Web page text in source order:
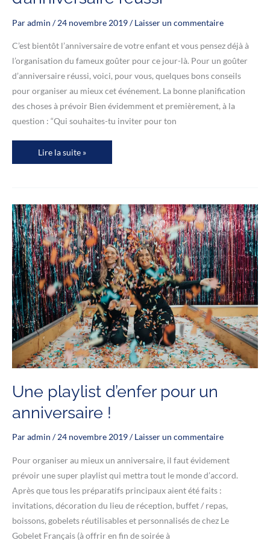
Paradmin /24 novembre 2019/Laisser un commentaire
C’est bientôt l’anniversaire de votre enfant et vous pensez déjà à
l’organisation du fameux goûter pour ce jour-là. Pour un goûter
d’anniversaire réussi, voici, pour vous, quelques bons conseils
pour organiser au mieux cet événement. La bonne planification
des choses à prévoir Bien évidemment et premièrement, à la
question : “Qui souhaites-tu inviter pour ton
Les
pour
Lire la suite »
Une playlist d’enfer pour un
anniversaire !
Paradmin /24 novembre 2019/Laisser un commentaire
Pour organiser au mieux un anniversaire, il faut évidement
prévoir une super playlist qui mettra tout le monde d’accord.
Après que tous les préparatifs principaux aient été faits :
invitations, décoration du lieu de réception, buffet / repas,
boissons, gobelets réutilisables et personnalisés de chez Le
Gobelet Français (à offrir en fin de soirée à